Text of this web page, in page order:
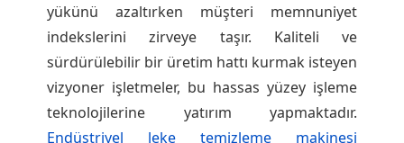
yükünü azaltırken müşteri memnuniyet
indekslerini zirveye taşır. Kaliteli ve
sürdürülebilir bir üretim hattı kurmak isteyen
vizyoner işletmeler, bu hassas yüzey işleme
teknolojilerine yatırım yapmaktadır.
Endüstriyel leke temizleme makinesi